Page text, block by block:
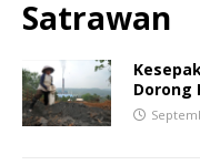
Satrawan
Dorong